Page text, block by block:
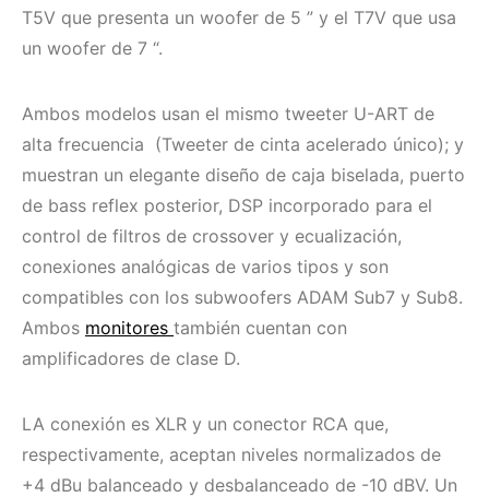
T5V que presenta un woofer de 5 ” y el T7V que usa
un woofer de 7 “.
Ambos modelos usan el mismo tweeter U-ART de
alta frecuencia (Tweeter de cinta acelerado único); y
muestran un elegante diseño de caja biselada, puerto
de bass reflex posterior, DSP incorporado para el
control de filtros de crossover y ecualización,
conexiones analógicas de varios tipos y son
compatibles con los subwoofers ADAM Sub7 y Sub8.
Ambos monitores también cuentan con
amplificadores de clase D.
LA conexión es XLR y un conector RCA que,
respectivamente, aceptan niveles normalizados de
+4 dBu balanceado y desbalanceado de -10 dBV. Un